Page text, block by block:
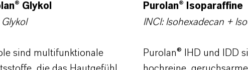
® Glykol
Glykol
sind multifunktionale
Purolan® Isoparaffine
INCI: Isohexadecan +
Purolan® IHD und IDD